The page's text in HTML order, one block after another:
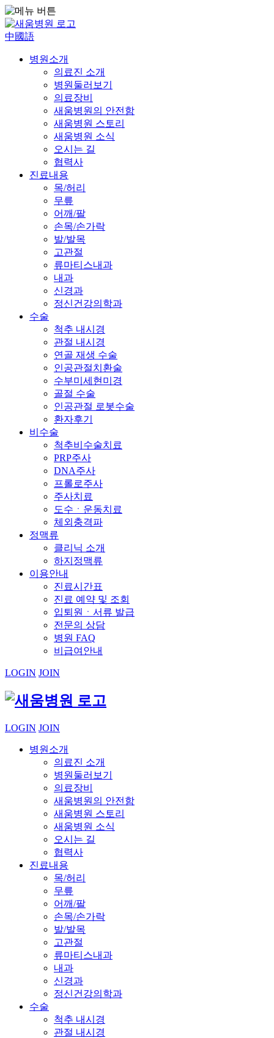
中國語
병원소개
의료진 소개
병원둘러보기
의료장비
새움병원의 안전함
새움병원 스토리
새움병원 소식
오시는 길
협력사
진료내용
목/허리
무릎
어깨/팔
손목/손가락
발/발목
고관절
류마티스내과
내과
신경과
정신건강의학과
수술
척추 내시경
관절 내시경
연골 재생 수술
인공관절치환술
수부미세현미경
골절 수술
인공관절 로봇수술
환자후기
비수술
척추비수술치료
PRP주사
DNA주사
프롤로주사
주사치료
도수ㆍ운동치료
체외충격파
정맥류
클리닉 소개
하지정맥류
이용안내
진료시간표
진료 예약 및 조회
입퇴원ㆍ서류 발급
전문의 상담
병원 FAQ
비급여안내
LOGIN JOIN
LOGIN JOIN
병원소개
의료진 소개
병원둘러보기
의료장비
새움병원의 안전함
새움병원 스토리
새움병원 소식
오시는 길
협력사
진료내용
목/허리
무릎
어깨/팔
손목/손가락
발/발목
고관절
류마티스내과
내과
신경과
정신건강의학과
수술
척추 내시경
관절 내시경